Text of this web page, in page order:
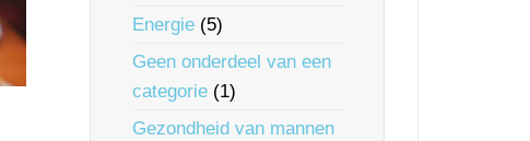
Energie (5)
Geen onderdeel van een
categorie (1)
Gezondheid van mannen